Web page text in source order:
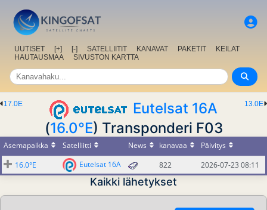
UUTISET [+] [-] SATELLIITIT KANAVAT PAKETIT
KEILAT
HAUTAUSMAA
SIVUSTON KARTTA
13.0E
17.0E
Eutelsat 16A
(16.0°E) Transponderi F03
Asemapaikka Satelliitti News kanavaa
Päivitys
16.0°E
Eutelsat 16A 822 2026-07-23 08:11
Kaikki lähetykset